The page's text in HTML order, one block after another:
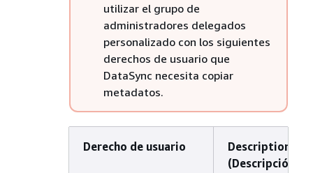
utilizar el grupo de
administradores delegados
personalizado con los siguientes
derechos de usuario que
DataSync necesita copiar
metadatos.
Derecho de usuario
Description
(Descripción)